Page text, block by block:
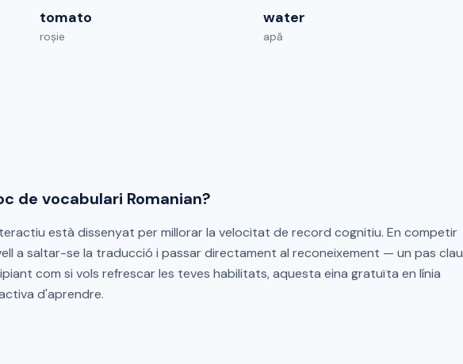
tomato
roșie
water
apă
de vocabulari Romanian?
està dissenyat per millorar la velocitat de record cognitiu. En competir
a saltar-se la traducció i passar directament al reconeixement — un pas clau
com si vols refrescar les teves habilitats, aquesta eina gratuïta en línia
d'aprendre.